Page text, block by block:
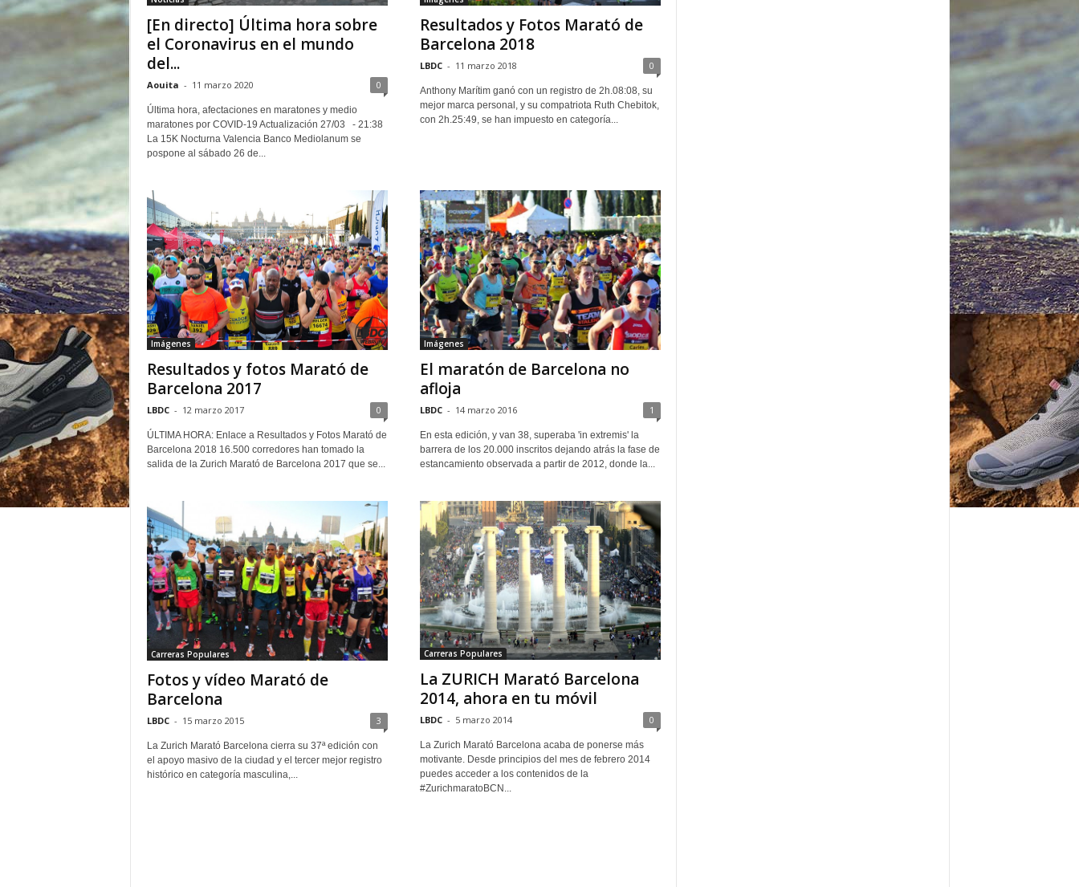
[En directo] Última hora sobre
el Coronavirus en el mundo
del...
Aouita - 11 marzo 2020 0
Última hora, afectaciones en maratones y medio
maratones por COVID-19 Actualización 27/03 - 21:38
La 15K Nocturna Valencia Banco Mediolanum se
pospone al sábado 26 de...
Resultados y Fotos Marató de
Barcelona 2018
LBDC - 11 marzo 2018 0
Anthony Marítim ganó con un registro de 2h.08:08, su
mejor marca personal, y su compatriota Ruth Chebitok,
con 2h.25:49, se han impuesto en categoría...
Imágenes
Resultados y fotos Marató de
Barcelona 2017
LBDC - 12 marzo 2017 0
ÚLTIMA HORA: Enlace a Resultados y Fotos Marató de
Barcelona 2018 16.500 corredores han tomado la
salida de la Zurich Marató de Barcelona 2017 que se...
Imágenes
El maratón de Barcelona no
afloja
LBDC - 14 marzo 2016 1
En esta edición, y van 38, superaba 'in extremis' la
barrera de los 20.000 inscritos dejando atrás la fase de
estancamiento observada a partir de 2012, donde la...
Carreras Populares
Fotos y vídeo Marató de
Barcelona
LBDC - 15 marzo 2015 3
La Zurich Marató Barcelona cierra su 37ª edición con
el apoyo masivo de la ciudad y el tercer mejor registro
histórico en categoría masculina,...
Carreras Populares
La ZURICH Marató Barcelona
2014, ahora en tu móvil
LBDC - 5 marzo 2014 0
La Zurich Marató Barcelona acaba de ponerse más
motivante. Desde principios del mes de febrero 2014
puedes acceder a los contenidos de la
#ZurichmaratoBCN...